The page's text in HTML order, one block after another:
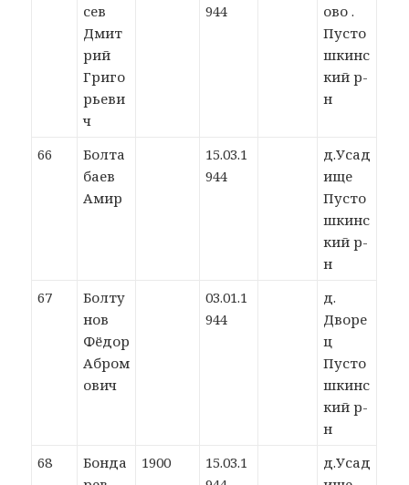
сев
Дмит
рий
Григо
рьеви
ч
944
ово .
Пусто
шкинс
кий р-
н
66
Болта
баев
Амир
15.03.1
944
д.Усад
ище
Пусто
шкинс
кий р-
н
67
Болту
нов
Фёдор
Абром
ович
03.01.1
944
д.
Дворе
ц
Пусто
шкинс
кий р-
н
68
Бонда
1900
15.03.1
д.Усад